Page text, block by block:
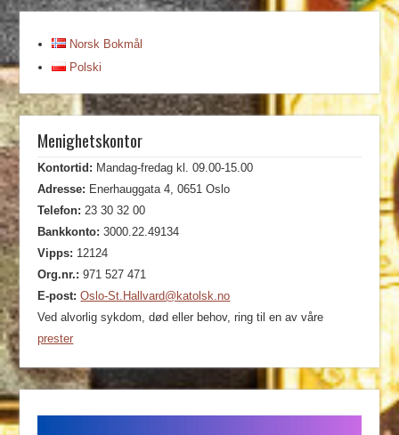
Norsk Bokmål
Polski
Menighetskontor
Kontortid: Mandag-fredag kl. 09.00-15.00
Adresse: Enerhauggata 4, 0651 Oslo
Telefon: 23 30 32 00
Bankkonto: 3000.22.49134
Vipps: 12124
Org.nr.: 971 527 471
E-post: Oslo-St.Hallvard@katolsk.no
Ved alvorlig sykdom, død eller behov, ring til en av våre
prester